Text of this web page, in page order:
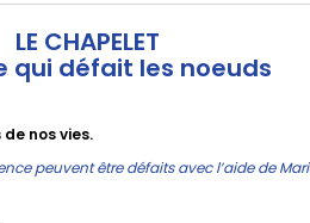
LE CHAPELET
qui défait les noeuds
nos vies.
peuvent être défaits avec l’aide de